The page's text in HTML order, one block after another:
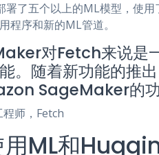
署了五个以上的ML模型，使
程序和新的ML管道。
对Fetch来说是
。随着新功能的推
SageMaker的
师，Fetch
用ML和